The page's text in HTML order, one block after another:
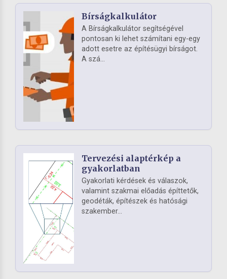
Bírságkalkulátor
A Bírságkalkulátor segítségével
pontosan ki lehet számítani egy-egy
adott esetre az építésügyi bírságot.
A szá...
Tervezési alaptérkép a
gyakorlatban
Gyakorlati kérdések és válaszok,
valamint szakmai előadás építtetők,
geodéták, építészek és hatósági
szakember...